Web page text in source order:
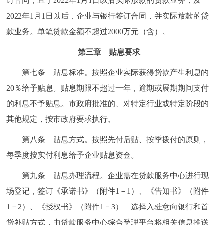
2022年1月1日以后，企业与银行签订合同，并实际放款的贷
款业务。单笔贷款金额不超过2000万元（含）。
第三章 贴息要求
第七条 贴息标准。按照企业实际获得贷款产生利息的
20％给予贴息。贴息期限不超过一年，逾期或展期期间支付
的利息不予贴息。市政府批准的、对特定行业或特定阶段的
其他规定，按市政府要求执行。
第八条 贴息方式。按照先付后贴、按季拨付的原则，
每季度按实付利息给予企业贴息资金。
第九条 贴息办理流程。企业需在贷款服务中心进行现
场登记，签订《承诺书》（附件1－1）、《告知书》（附件
1－2）、《授权书》（附件1－3），选择入驻意向银行和首
贷补贴方式，由贷款服务中心综合受理平台将相关信息推送